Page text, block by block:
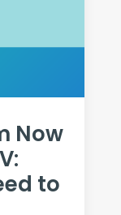
Now
to